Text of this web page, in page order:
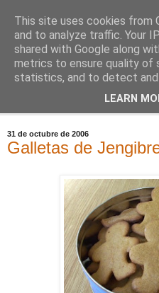
Comoju
La Cocina del Día a Día y el
31 de octubre de 2006
Galletas de
This site uses cookies from
and to analyze traffic. Your
shared with Google along
metrics to ensure quality of
statistics, and to detect and
LEARN